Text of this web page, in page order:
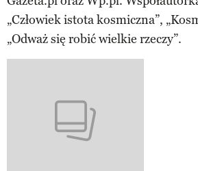
„Człowiek istota kosmiczna”,
„Odważ się robić wielkie rzeczy”.